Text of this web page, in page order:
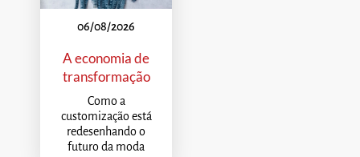
06/08/2026
A economia de
transformação
Como a
customização está
redesenhando o
futuro da moda